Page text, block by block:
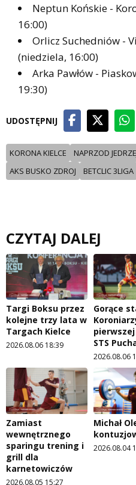
Neptun Końskie -
16:00)
Orlicz Suchedniów -
(niedziela, 16:00)
Arka Pawłów -
19:30)
UDOSTĘPNIJ
KORONA KIELCE NAPRZOD
AKS BUSKO ZDROJ
BETCLIC 3LIGA
CZYTAJ DALEJ
Targi Boksu przez
kolejne trzy lata w
Targach Kielce
2026.08.06 18:39
Gorące
STS
2026.08.06
Zamiast
wewnętrznego
sparingu trening i
grill dla
karnetowiczów
2026.08.05 15:27
Michał
2026.08.04